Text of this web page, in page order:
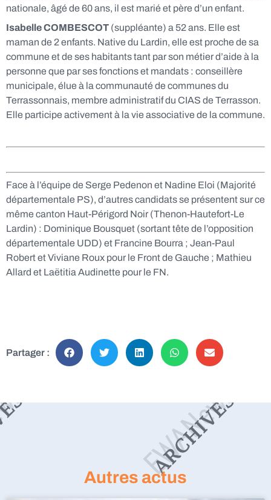
nationale, âgé de 60 ans, il est marié et père d’un enfant.
Isabelle COMBESCOT (suppléante) a 52 ans. Elle est
maman de 2 enfants. Native du Lardin, elle est proche de sa
commune et de ses habitants tant par son métier d’aide à la
personne que par ses fonctions et mandats : conseillère
municipale, élue à la communauté de communes du
Terrassonnais, membre administratif du CIAS de Terrasson.
Elle participe activement à la vie associative de la commune.
Face à l’équipe de Serge Pedenon et Nadine Eloi (Majorité
départementale PS), d’autres candidats se présentent sur ce
même canton Haut-Périgord Noir (Thenon-Hautefort-Le
Lardin) : Dominique Bousquet (sortant tête de l’opposition
départementale UDD) et Francine Bourra ; Jean-Paul
Robert et Viviane Roux pour le Front de Gauche ; Mathieu
Allard et Laëtitia Audinette pour le FN.
Partager :
Autres actus